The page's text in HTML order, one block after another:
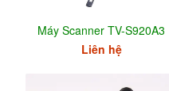
Máy Scanner TV-S920A3
Liên hệ